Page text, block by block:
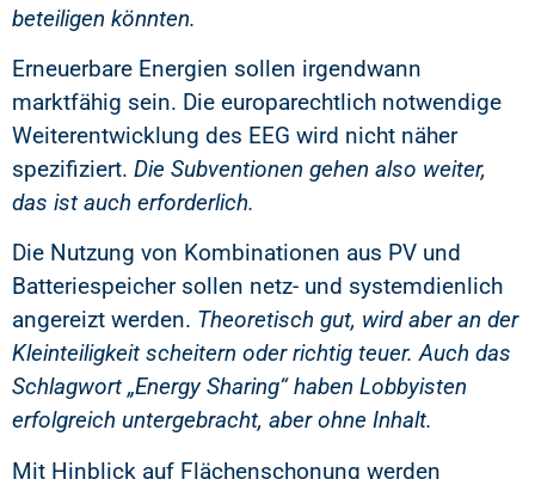
beteiligen könnten.
Erneuerbare Energien sollen irgendwann
marktfähig sein. Die europarechtlich notwendige
Weiterentwicklung des EEG wird nicht näher
spezifiziert. Die Subventionen gehen also weiter,
das ist auch erforderlich.
Die Nutzung von Kombinationen aus PV und
Batteriespeicher sollen netz- und systemdienlich
angereizt werden. Theoretisch gut, wird aber an der
Kleinteiligkeit scheitern oder richtig teuer. Auch das
Schlagwort „Energy Sharing“ haben Lobbyisten
erfolgreich untergebracht, aber ohne Inhalt.
Mit Hinblick auf Flächenschonung werden